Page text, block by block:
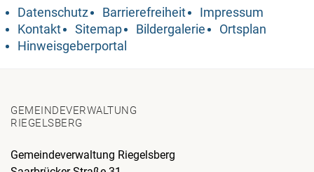
Datenschutz Barrierefreiheit
Impressum
Kontakt
Sitemap Bildergalerie
Ortsplan
Hinweisgeberportal
GEMEINDEVERWALTUNG
RIEGELSBERG
Gemeindeverwaltung Riegelsberg